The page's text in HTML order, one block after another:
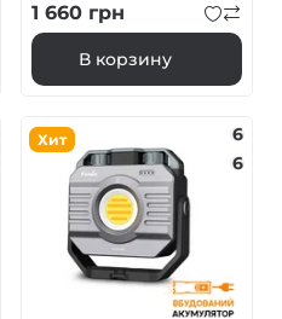
1 660 грн
В корзину
Хит
6
6